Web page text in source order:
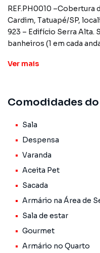
REF.PH0010 –Cobertura
Cardim, Tatuapé/SP,
923 – Edifício Serra Alta.
banheiros (1 em cada
churrasqueira, jardim e
Ambientes com
O condomínio oferece
festas, salão de jogos e
Localização privilegiada,
bares, mercados,
Valores:
Venda: R$1.320.000,00
Condomínio: R$1.393,00
Ver mais
Comodidades
Sala
Despensa
Varanda
Aceita Pet
Sacada
Armário na Área de
Sala de estar
Gourmet
Armário no Quarto